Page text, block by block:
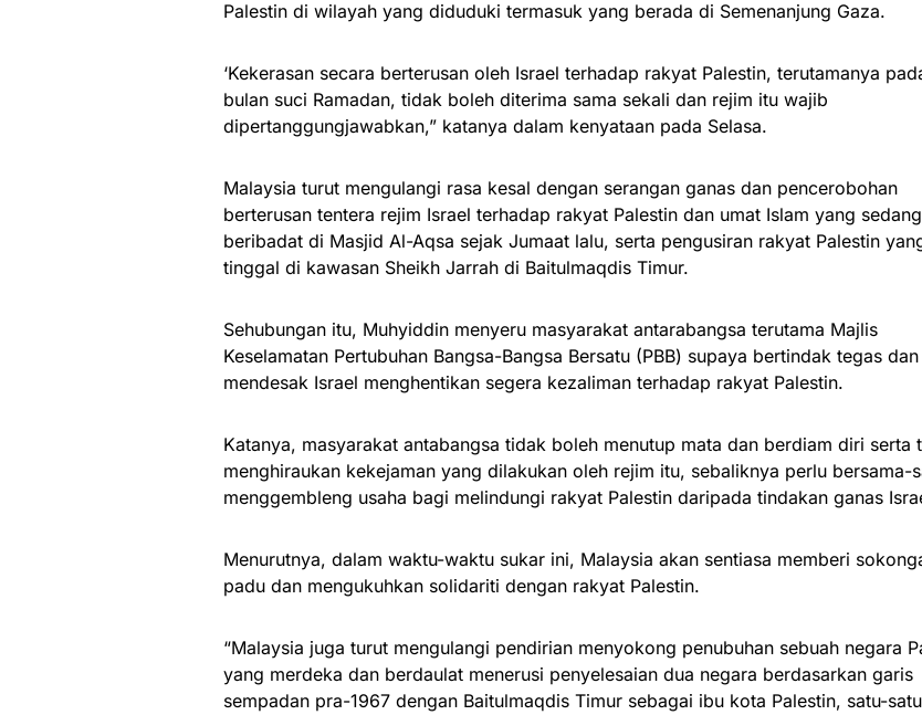
Palestin di wilayah yang diduduki termasuk yang berada di Semenanjung Gaza.
‘Kekerasan secara berterusan oleh Israel terhadap rakyat Palestin, terutamanya
bulan suci Ramadan, tidak boleh diterima sama sekali dan rejim itu wajib
dipertanggungjawabkan,” katanya dalam kenyataan pada Selasa.
Malaysia turut mengulangi rasa kesal dengan serangan ganas dan pencerobohan
berterusan tentera rejim Israel terhadap rakyat Palestin dan umat Islam yang sedang
beribadat di Masjid Al-Aqsa sejak Jumaat lalu, serta pengusiran rakyat Palestin
tinggal di kawasan Sheikh Jarrah di Baitulmaqdis Timur.
Sehubungan itu, Muhyiddin menyeru masyarakat antarabangsa terutama Majlis
Keselamatan Pertubuhan Bangsa-Bangsa Bersatu (PBB) supaya bertindak tegas dan
mendesak Israel menghentikan segera kezaliman terhadap rakyat Palestin.
Katanya, masyarakat antabangsa tidak boleh menutup mata dan berdiam diri serta
menghiraukan kekejaman yang dilakukan oleh rejim itu, sebaliknya perlu bersama-
menggembleng usaha bagi melindungi rakyat Palestin daripada tindakan ganas
Menurutnya, dalam waktu-waktu sukar ini, Malaysia akan sentiasa memberi
padu dan mengukuhkan solidariti dengan rakyat Palestin.
“Malaysia juga turut mengulangi pendirian menyokong penubuhan sebuah negara
yang merdeka dan berdaulat menerusi penyelesaian dua negara berdasarkan garis
sempadan pra-1967 dengan Baitulmaqdis Timur sebagai ibu kota Palestin, satu-